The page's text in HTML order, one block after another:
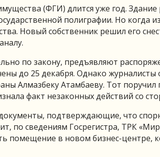
(ФГИ) длится уже год. Здание
полиграфии. Но когда
Новый собственник решил его
по закону, предъявляют
до 25 декабря. Однако журналисты
Алмазбеку Атамбаеву. Тот поручил
факт незаконных действий со
подтверждающие, что
по сведениям Госрегистра, ТРК
помещение в новом бизнес-центре,